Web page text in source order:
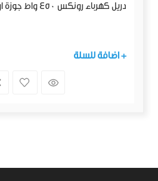
دريل كهرباء رونكس 450 واط جوزة اوتوماتيك 10 ملم
+ اضافة للسلة